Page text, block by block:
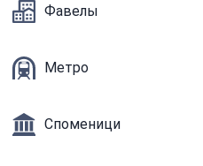
Фавелы
Метро
Споменици